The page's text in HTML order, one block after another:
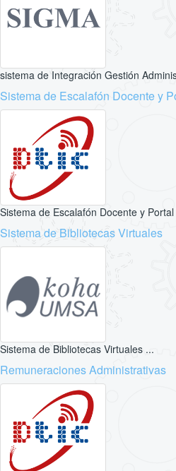
sistema de Integración Gestión
Sistema de Escalafón Docente y
Sistema de Escalafón Docente y Portal
Sistema de Bibliotecas Virtuales
Sistema de Bibliotecas Virtuales ...
Remuneraciones Administrativas